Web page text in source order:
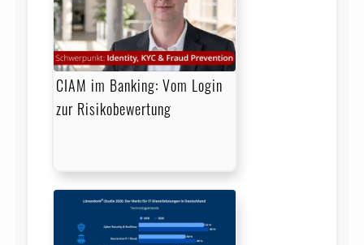
CIAM im Banking: Vom Login
zur Risikobewertung